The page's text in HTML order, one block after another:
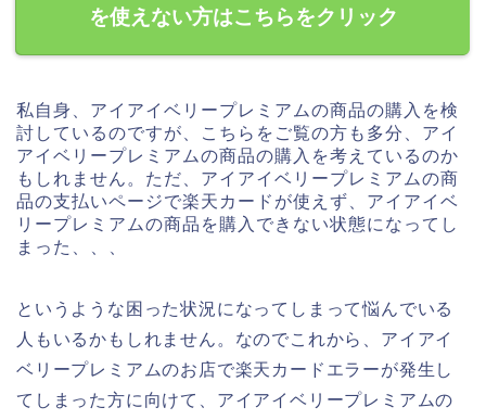
を使えない方はこちらをクリック
私自身、アイアイベリープレミアムの商品の購入を検
討しているのですが、こちらをご覧の方も多分、アイ
アイベリープレミアムの商品の購入を考えているのか
もしれません。ただ、アイアイベリープレミアムの商
品の支払いページで楽天カードが使えず、アイアイベ
リープレミアムの商品を購入できない状態になってし
まった、、、
というような困った状況になってしまって悩んでいる
人もいるかもしれません。なのでこれから、アイアイ
ベリープレミアムのお店で楽天カードエラーが発生し
てしまった方に向けて、アイアイベリープレミアムの